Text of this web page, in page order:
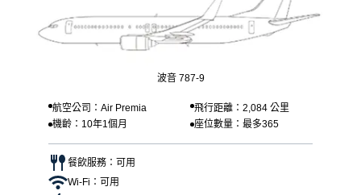
波音 787-9
航空公司：Air Premia
飛行距離：2,084 公里
機齡：10年1個月
座位數量：最多365
餐飲服務：可用
Wi-Fi：可用